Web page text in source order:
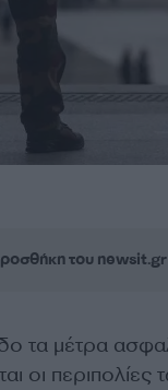
του
τα μέτρα
οι